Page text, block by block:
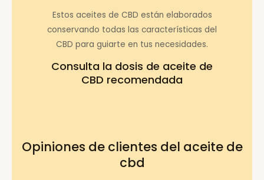
Estos aceites de CBD están elaborados
conservando todas las características del
CBD para guiarte en tus necesidades.
Consulta la dosis de aceite de
CBD recomendada
Opiniones de clientes del aceite de
cbd